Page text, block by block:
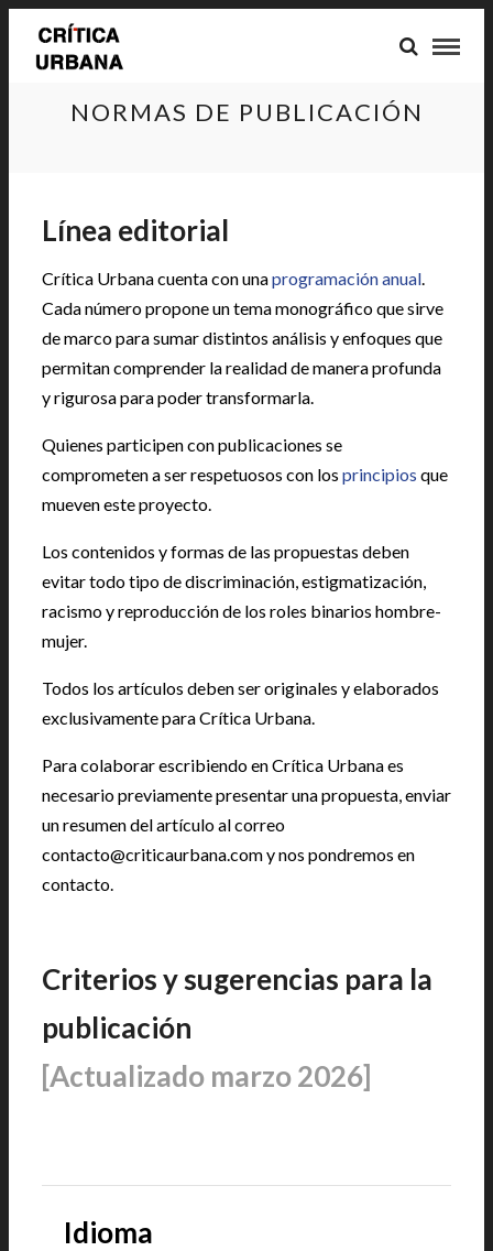
NORMAS DE PUBLICACIÓN
Línea editorial
Crítica Urbana cuenta con unaprogramación anual.
Cada número propone un tema monográfico que sirve
de marco para sumar distintos análisis y enfoques que
permitan comprender la realidad de manera profunda
y rigurosa para poder transformarla.
Quienes participen con publicaciones se
comprometen a ser respetuosos con los principios que
mueven este proyecto.
Los contenidos y formas de las propuestas deben
evitar todo tipo de discriminación, estigmatización,
racismo y reproducción de los roles binarios hombre-
mujer.
Todos los artículos deben ser originales y elaborados
exclusivamente para Crítica Urbana.
Para colaborar escribiendo en Crítica Urbana es
necesario previamente presentar una propuesta, enviar
un resumen del artículo al correo
contacto@criticaurbana.com y nos pondremos en
contacto.
Criterios y sugerencias para la
publicación
[Actualizado marzo 2026]
Idioma